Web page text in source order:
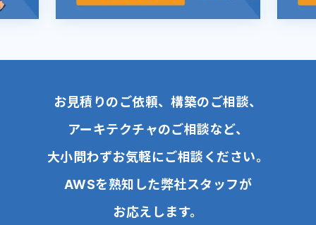
お見積りのご依頼、構築のご相談、
アーキテクチャのご相談など、
大小問わずお気軽にご相談ください。
AWSを熟知した弊社スタッフが
お応えします。